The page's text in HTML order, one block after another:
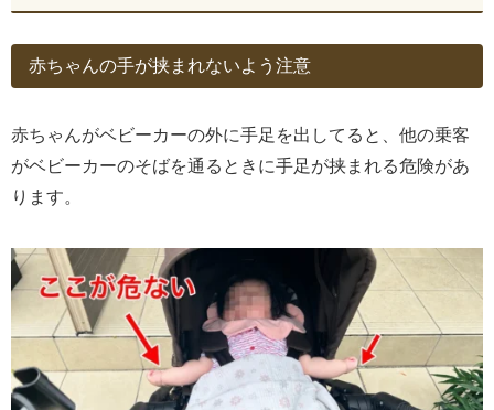
赤ちゃんの手が挟まれないよう注意
赤ちゃんがベビーカーの外に手足を出してると、他の乗客
がベビーカーのそばを通るときに手足が挟まれる危険があ
ります。